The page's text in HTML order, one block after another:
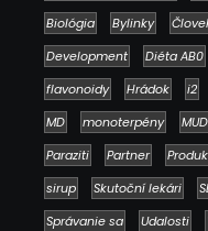
Biológia
Bylinky
Development
Diéta AB0
flavonoidy
Hrádok i2
MD
monoterpény
Paraziti
Partner
sirup
Skutoční lekári
Správanie sa
Udalosti